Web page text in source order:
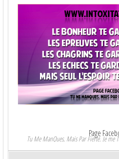
Page
Tu Me ManQues, Mais Par Fierté. Je me